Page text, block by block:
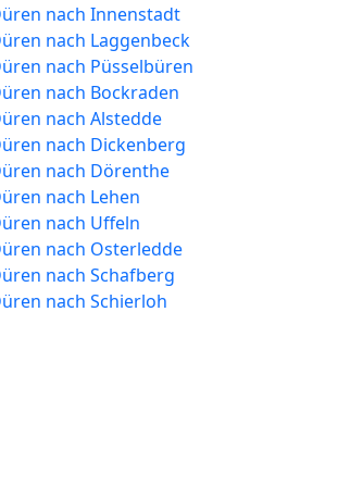
nach Innenstadt
nach Laggenbeck
nach Püsselbüren
nach Bockraden
nach Alstedde
nach Dickenberg
nach Dörenthe
nach Lehen
nach Uffeln
nach Osterledde
nach Schafberg
nach Schierloh